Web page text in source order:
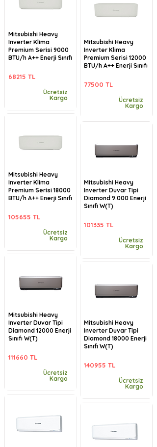
Mitsubishi Heavy
Inverter Klima
Premium Serisi 9000
BTU/h A++ Enerji Sınıfı
68215 TL
Ücretsiz
Kargo
Mitsubishi Heavy
Inverter Klima
Premium Serisi 18000
BTU/h A++ Enerji Sınıfı
105655 TL
Ücretsiz
Kargo
Mitsubishi Heavy
Inverter Duvar Tipi
Diamond 12000 Enerji
Sınıfı W(T)
111660 TL
Ücretsiz
Kargo
Mitsubishi Heavy
Inverter Klima
Premium Serisi 12000
BTU/h A++ Enerji Sınıfı
77500 TL
Ücretsiz
Kargo
Mitsubishi Heavy
Inverter Duvar Tipi
Diamond 9.000 Enerji
Sınıfı W(T)
101335 TL
Ücretsiz
Kargo
Mitsubishi Heavy
Inverter Duvar Tipi
Diamond 18000 Enerji
Sınıfı W(T)
140955 TL
Ücretsiz
Kargo